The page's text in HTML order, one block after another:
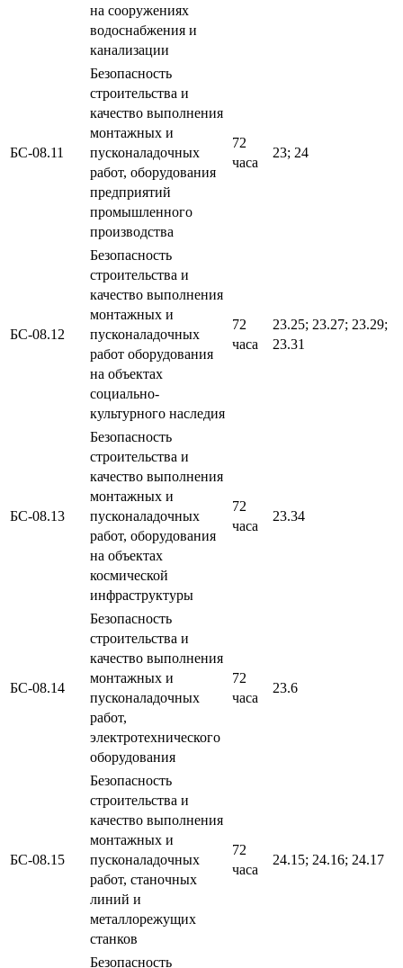
на сооружениях
водоснабжения и
канализации
БС-08.11
Безопасность
строительства и
качество выполнения
монтажных и
пусконаладочных
работ, оборудования
предприятий
промышленного
производства
72
часа
23; 24
БС-08.12
Безопасность
строительства и
качество выполнения
монтажных и
пусконаладочных
работ оборудования
на объектах
социально-
культурного наследия
72
часа
23.25; 23.27; 23.29;
23.31
БС-08.13
Безопасность
строительства и
качество выполнения
монтажных и
пусконаладочных
работ, оборудования
на объектах
космической
инфраструктуры
72
часа
23.34
БС-08.14
Безопасность
строительства и
качество выполнения
монтажных и
пусконаладочных
работ,
электротехнического
оборудования
72
часа
23.6
БС-08.15
Безопасность
строительства и
качество выполнения
монтажных и
пусконаладочных
работ, станочных
линий и
металлорежущих
станков
72
часа
24.15; 24.16; 24.17
Безопасность